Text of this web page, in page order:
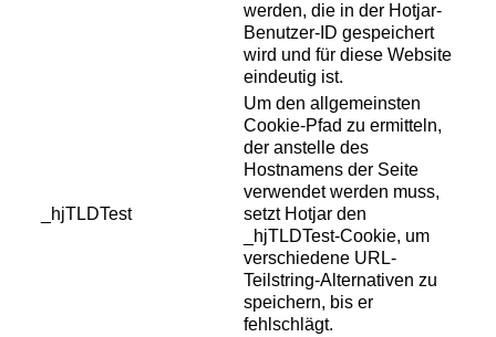
werden, die in der Hotjar-
Benutzer-ID gespeichert
wird und für diese Website
eindeutig ist.
_hjTLDTest
Um den allgemeinsten
Cookie-Pfad zu ermitteln,
der anstelle des
Hostnamens der Seite
verwendet werden muss,
setzt Hotjar den
_hjTLDTest-Cookie, um
verschiedene URL-
Teilstring-Alternativen zu
speichern, bis er
fehlschlägt.